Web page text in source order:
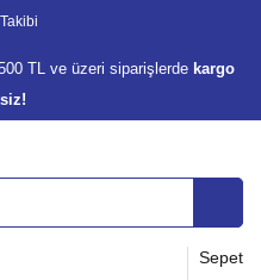
TL ve üzeri siparişlerde kargo
Sepet